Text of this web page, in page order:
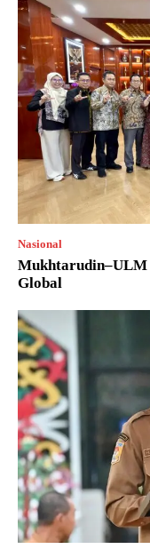
Nasional
Mukhtarudin–ULM
Global